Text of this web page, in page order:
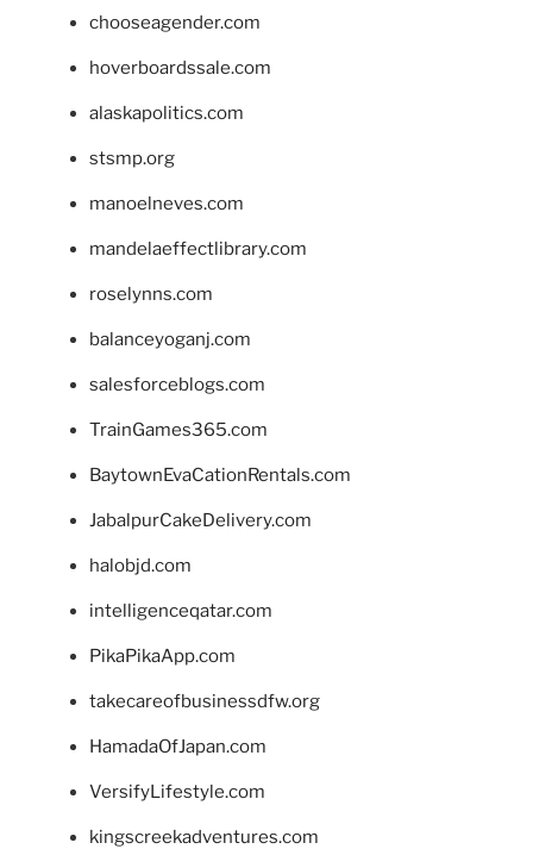
chooseagender.com
hoverboardssale.com
alaskapolitics.com
stsmp.org
manoelneves.com
mandelaeffectlibrary.com
roselynns.com
balanceyoganj.com
salesforceblogs.com
TrainGames365.com
BaytownEvaCationRentals.com
JabalpurCakeDelivery.com
halobjd.com
intelligenceqatar.com
PikaPikaApp.com
takecareofbusinessdfw.org
HamadaOfJapan.com
VersifyLifestyle.com
kingscreekadventures.com